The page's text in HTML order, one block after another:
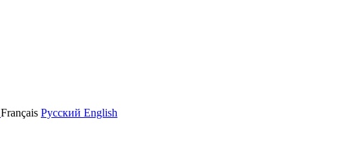
Français Русский English